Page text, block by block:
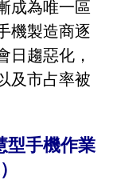
成為唯一區
機製造商逐
日趨惡化，
及市占率被
型手機作業